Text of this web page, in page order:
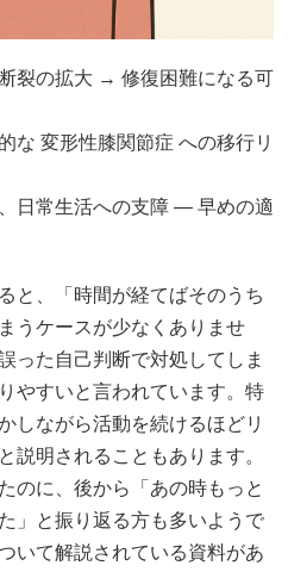
裂の拡大 → 修復困難になる可
な 変形性膝関節症 への移行リ
日常生活への支障 — 早めの適
と、「時間が経てばそのうち
うケースが少なくありませ
った自己判断で対処してしま
やすいと言われています。特
しながら活動を続けるほどリ
説明されることもあります。
のに、後から「あの時もっと
」と振り返る方も多いようで
いて解説されている資料があ